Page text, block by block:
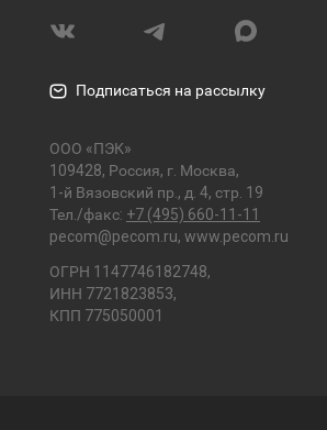
Подписаться на рассылку
ООО «ПЭК»
109428, Россия, г. Москва,
1-й Вязовский пр., д. 4, стр. 19
Тел./факс: +7 (495) 660-11-11
pecom@pecom.ru, www.pecom.ru
ОГРН 1147746182748,
ИНН 7721823853,
КПП 775050001